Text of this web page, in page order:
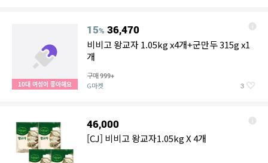
10대 여성이 좋아해요
15% 36,470
비비고 왕교자 1.05kg x4개+군만두 315g x1
개
구매999+
G마켓 3
46,000
[CJ] 비비고 왕교자1.05kg X 4개